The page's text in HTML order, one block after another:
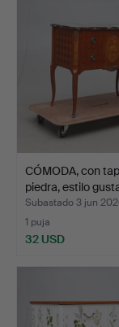
CÓMODA, con
piedra, estilo
Subastado 3 jun
1 puja
32 USD